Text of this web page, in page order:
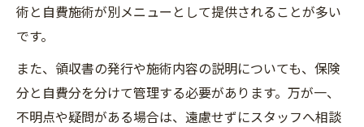
術と自費施術が別メニューとして提供されることが多い
です。
また、領収書の発行や施術内容の説明についても、保険
分と自費分を分けて管理する必要があります。万が一、
不明点や疑問がある場合は、遠慮せずにスタッフへ相談